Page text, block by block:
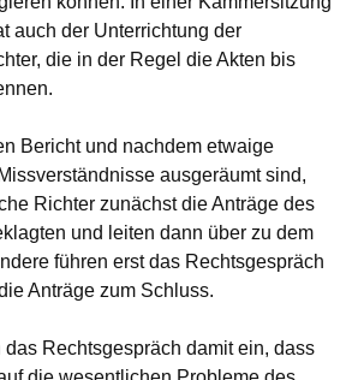
auch der Unterrichtung der
die in der Regel die Akten bis
Bericht und nachdem etwaige
ausgeräumt sind,
Richter zunächst die Anträge des
und leiten dann über zu dem
führen erst das Rechtsgespräch
Anträge zum Schluss.
Rechtsgespräch damit ein, dass